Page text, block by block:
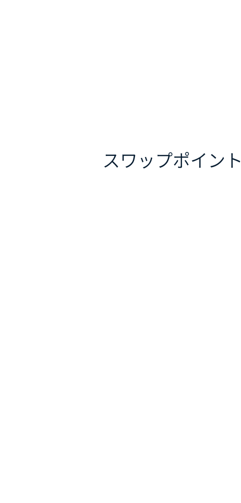
スワップポイント